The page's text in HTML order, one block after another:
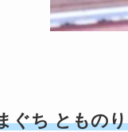
ぐち ともの